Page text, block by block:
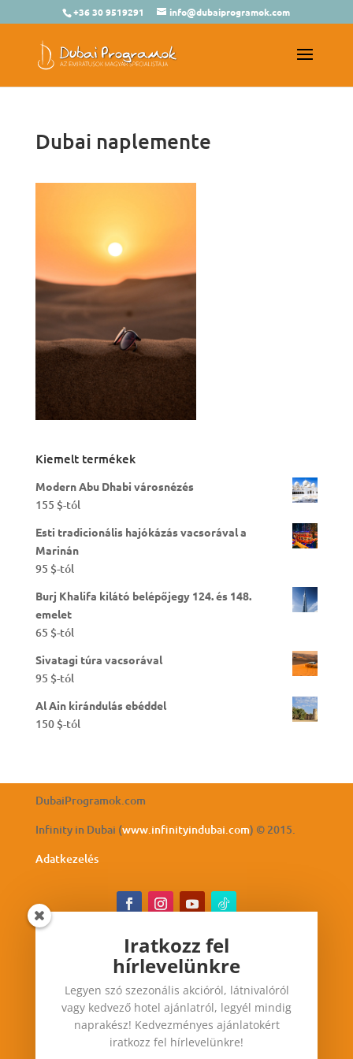
+36 30 9519291 info@dubaiprogramok.com
Dubai naplemente
Kiemelt termékek
Modern Abu Dhabi városnézés
155 $-tól
Esti tradicionális hajókázás vacsorával a
Marinán
95 $-tól
Burj Khalifa kilátó belépőjegy 124. és 148.
emelet
65 $-tól
Sivatagi túra vacsorával
95 $-tól
Al Ain kirándulás ebéddel
150 $-tól
DubaiProgramok.com
Infinity in Dubai (www.infinityindubai.com) © 2015.
Adatkezelés
Iratkozz fel hírlevelünkre
Legyen szó szezonális akcióról, látnivalóról vagy
kedvező hotel ajánlatról, legyél mindig
naprakész! Kedvezményes ajánlatokért iratkozz
Iratkozz fel
hírlevelünkre
Legyen szó szezonális akcióról, látnivalóról
vagy kedvező hotel ajánlatról, legyél mindig
naprakész! Kedvezményes ajánlatokért
iratkozz fel hírlevelünkre!